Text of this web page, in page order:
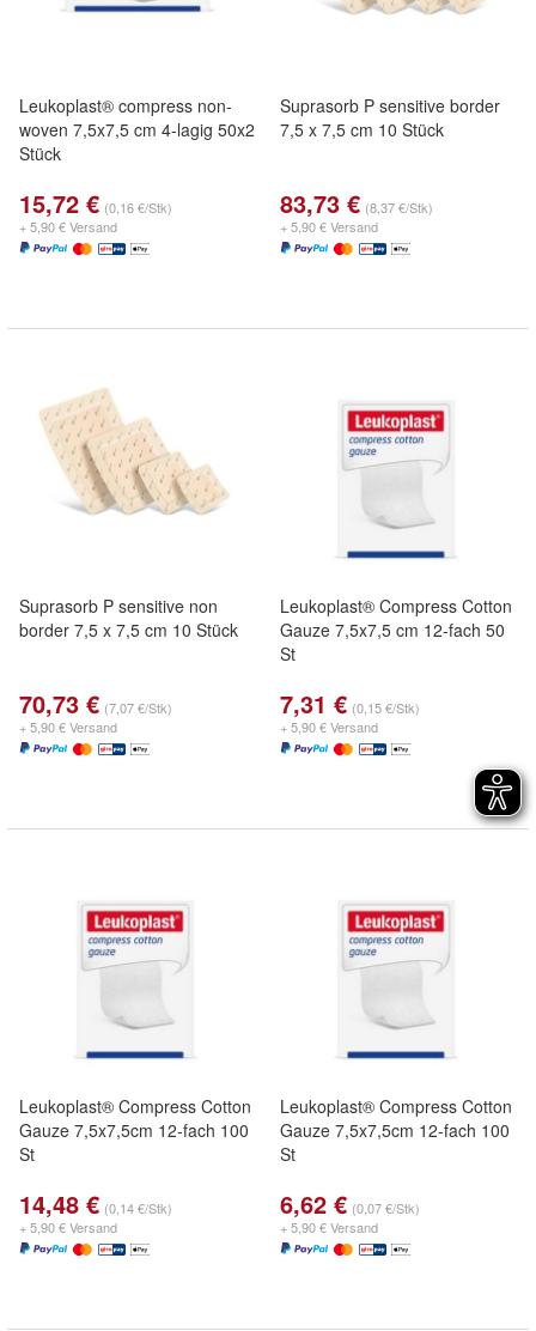
Leukoplast® compress non-
woven 7,5x7,5 cm 4-lagig 50x2
Stück
15,72 € (0,16 €/Stk)
+ 5,90 € Versand
Suprasorb P sensitive border
7,5 x 7,5 cm 10 Stück
83,73 € (8,37 €/Stk)
+ 5,90 € Versand
Suprasorb P sensitive non
border 7,5 x 7,5 cm 10 Stück
70,73 € (7,07 €/Stk)
+ 5,90 € Versand
Leukoplast® Compress Cotton
Gauze 7,5x7,5 cm 12-fach 50
St
7,31 € (0,15 €/Stk)
+ 5,90 € Versand
Leukoplast® Compress Cotton
Gauze 7,5x7,5cm 12-fach 100
St
14,48 € (0,14 €/Stk)
+ 5,90 € Versand
Leukoplast® Compress Cotton
Gauze 7,5x7,5cm 12-fach 100
St
6,62 € (0,07 €/Stk)
+ 5,90 € Versand